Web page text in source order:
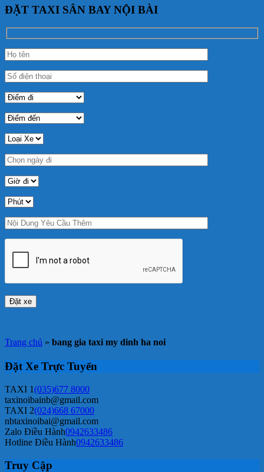
ĐẶT TAXI SÂN BAY NỘI BÀI
Trang chủ » bang gia taxi my dinh ha noi
Đặt Xe Trực Tuyến
TAXI 1(035)677 8000
taxinoibainb@gmail.com
TAXI 2(024)668 67000
nbtaxinoibai@gmail.com
Zalo Điều Hành0942633486
Hotline Điều Hành0942633486
Truy Cập